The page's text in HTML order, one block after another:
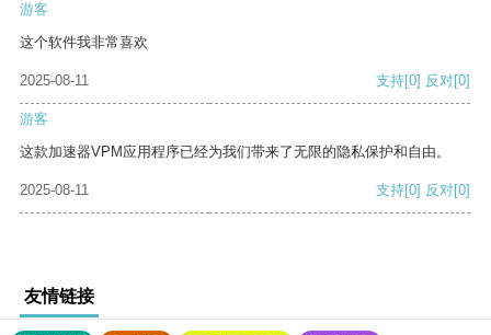
游客
这个软件我非常喜欢
2025-08-11 支持[0] 反对[0]
游客
这款加速器VPM应用程序已经为我们带来了无限的隐私保护和自由。
2025-08-11 支持[0] 反对[0]
友情链接